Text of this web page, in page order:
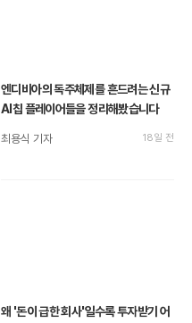
엔디비아의 독주체제를 흔드려는 신규
AI칩 플레이어들을 정리해봤습니다
최용식 기자 18일 전
왜 '돈이 급한 회사'일수록 투자받기 어